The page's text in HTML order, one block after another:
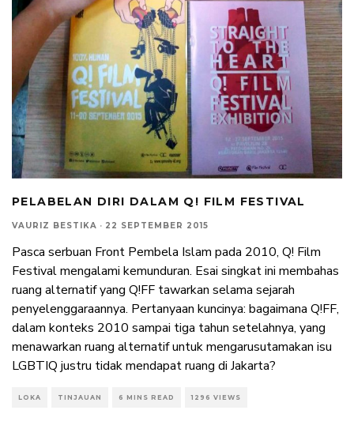
PELABELAN DIRI DALAM Q! FILM FESTIVAL
VAURIZ BESTIKA · 22 SEPTEMBER 2015
Pasca serbuan Front Pembela Islam pada 2010, Q! Film
Festival mengalami kemunduran. Esai singkat ini membahas
ruang alternatif yang Q!FF tawarkan selama sejarah
penyelenggaraannya. Pertanyaan kuncinya: bagaimana Q!FF,
dalam konteks 2010 sampai tiga tahun setelahnya, yang
menawarkan ruang alternatif untuk mengarusutamakan isu
LGBTIQ justru tidak mendapat ruang di Jakarta?
LOKA TINJAUAN 6 MINS READ 1296 VIEWS